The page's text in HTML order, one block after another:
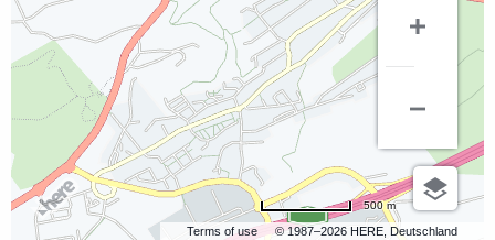
Terms of use © 1987–2026 HERE, Deutschland
500 m